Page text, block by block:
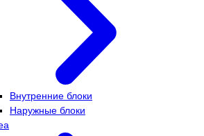
Внутренние блоки
Наружные блоки